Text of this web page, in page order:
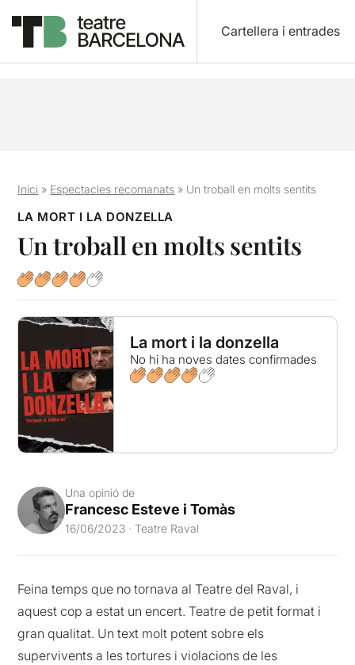
Cartellera i entrades
Inici » Espectacles recomanats » Un troball en molts sentits
LA MORT I LA DONZELLA
Un troball en molts sentits
La mort i la donzella
No hi ha noves dates confirmades
Una opinió de
Francesc Esteve i Tomàs
16/06/2023 · Teatre Raval
Feina temps que no tornava al Teatre del Raval, i
aquest cop a estat un encert. Teatre de petit format i
gran qualitat. Un text molt potent sobre els
supervivents a les tortures i violacions de les